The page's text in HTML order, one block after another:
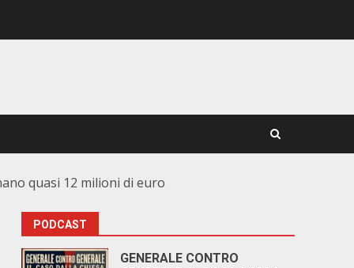
quasi 12 milioni di euro
PODCAST
GENERALE CONTRO